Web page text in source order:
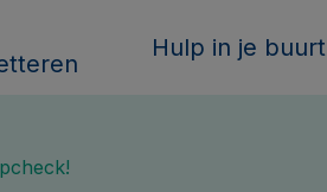
Hulp in je buurt